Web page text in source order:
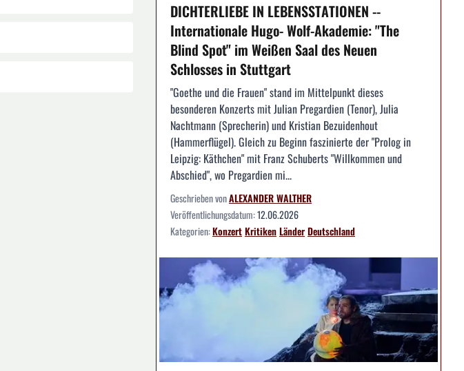
DICHTERLIEBE IN LEBENSSTATIONEN --
Internationale Hugo- Wolf-Akademie: "The
Blind Spot" im Weißen Saal des Neuen
Schlosses in Stuttgart
"Goethe und die Frauen" stand im Mittelpunkt dieses
besonderen Konzerts mit Julian Pregardien (Tenor), Julia
Nachtmann (Sprecherin) und Kristian Bezuidenhout
(Hammerflügel). Gleich zu Beginn faszinierte der "Prolog in
Leipzig: Käthchen" mit Franz Schuberts "Willkommen und
Abschied", wo Pregardien mi...
Geschrieben vonALEXANDER WALTHER
Veröffentlichungsdatum:12.06.2026
Kategorien:KonzertKritikenLänderDeutschland